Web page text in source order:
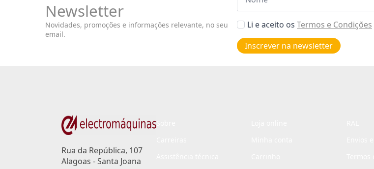
Newsletter
Novidades, promoções e informações relevante, no seu
email.
Aceitar
de
privacidade
Li e aceito os Termos e Condições
Inscrever na newsletter
Rua da República, 107
Alagoas - Santa Joana